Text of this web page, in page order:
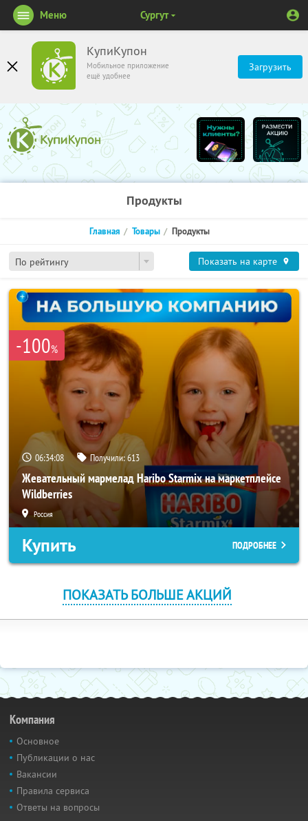
КупиКупон
Мобильное приложение
ещё удобнее
Загрузить
Меню Сургут
Продукты
По рейтингу
Главная Товары Продукты
Показать на карте
-100%
06:34:08 Получили:613
Жевательный мармелад Haribo Starmix на маркетплейсе
Wildberries
Россия
Купить ПОДРОБНЕЕ
ПОКАЗАТЬ БОЛЬШЕ АКЦИЙ
Компания
Основное
Публикации о нас
Вакансии
Правила сервиса
Ответы на вопросы